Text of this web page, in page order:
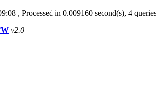
, Processed in 0.009160 second(s), 4
v2.0